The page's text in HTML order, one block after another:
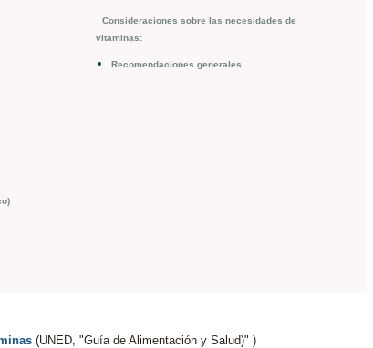
Consideraciones sobre las necesidades de
vitaminas:
Recomendaciones generales
(UNED, "Guía de Alimentación y Salud)" )